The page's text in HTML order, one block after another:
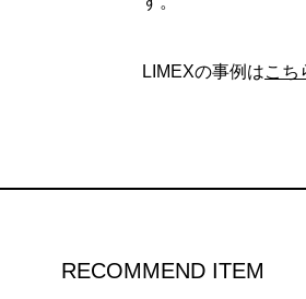
LIMEXの事例はこち
RECOMMEND ITEM